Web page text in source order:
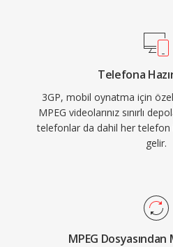
içinde zamanlanmış metin
desteği sunar. Büyük
tarafından geniş çaplı
özellikli neredeyse her
yerel olarak işleyebilmesini
mobil cihazlar artık MP4 ve
açısından verimli video
koruduğu bölgelerde hâlâ
Telefona
3GP, mobil oynatma için
MPEG videolarınız sınırlı
telefonlar da dahil her
gelir.
MPEG